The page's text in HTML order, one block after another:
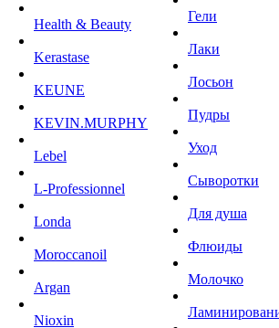
Health & Beauty
Kerastase
KEUNE
KEVIN.MURPHY
Lebel
L-Professionnel
Londa
Moroccanoil
Argan
Niохin
Гели
Лаки
Лосьон
Пудры
Уход
Сыворотки
Для душа
Флюиды
Молочко